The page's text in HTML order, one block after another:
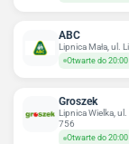
ABC
Lipnica Mała, ul.
Otwarte do 20:00
Groszek
Lipnica Wielka,
756
Otwarte do 20:00